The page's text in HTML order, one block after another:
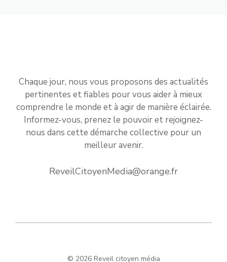
Chaque jour, nous vous proposons des actualités
pertinentes et fiables pour vous aider à mieux
comprendre le monde et à agir de manière éclairée.
Informez-vous, prenez le pouvoir et rejoignez-
nous dans cette démarche collective pour un
meilleur avenir.
ReveilCitoyenMedia@orange.fr
© 2026 Reveil citoyen média